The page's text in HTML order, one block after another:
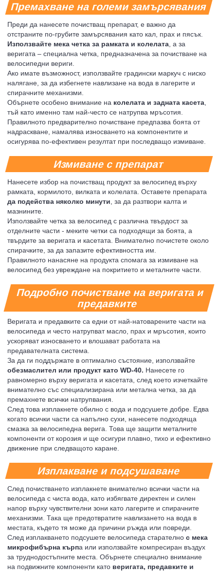
Премахване на големи замърсявания
Преди да нанесете почистващ препарат, е важно да
отстраните по-грубите замърсявания като кал, прах и пясък.
Използвайте мека четка за рамката и колелата , а за
веригата – специална четка, предназначена за почистване на
велосипедни вериги.
Ако имате възможност, използвайте градински маркуч с ниско
налягане, за да избегнете навлизане на вода в лагерите и
спирачните механизми.
Обърнете особено внимание на колелата и задната касета
тъй като именно там най-често се натрупва мръсотия.
Правилното предварително почистване предпазва боята от
надраскване, намалява износването на компонентите и
осигурява по-ефективен резултат при последващо измиване.
Измиване с препарат
Нанесете избор на почистващ продукт за велосипед върху
рамката, кормилото, вилката и колелата. Оставете препарата
да подейства няколко минути , за да разтвори калта и
мазнините.
Използвайте четка за велосипед с различна твърдост за
отделните части - меките четки са подходящи за боята, а
твърдите за веригата и касетата. Внимателно почистете около
спирачките, за да запазите ефективността им.
Правилното нанасяне на продукта спомага за измиване на
велосипед без увреждане на покритието и металните части.
Подробно почистване на веригата и
предавките
Веригата и предавките са едни от най-натоварените части на
велосипеда и често натрупват масло, прах и мръсотия, които
ускоряват износването и влошават работата на
предавателната система.
За да ги поддържате в оптимално състояние, използвайте
обезмаслител или продукт като WD-40. Нанесете го
равномерно върху веригата и касетата, след което изчеткайте
внимателно със специализирана или метална четка, за да
премахнете всички натрупвания.
След това изплакнете обилно с вода и подсушете добре. Едва
когато всички части са напълно сухи, нанесете подходяща
смазка за велосипедна верига. Това ще защити металните
компоненти от корозия и ще осигури плавно, тихо и ефективно
движение при следващото каране.
Изплакване и подсушаване
След почистването изплакнете внимателно всички части на
велосипеда с чиста вода, като избягвате директен и силен
напор върху чувствителни зони като лагерите и спирачните
механизми. Така ще предотвратите навлизането на вода в
местата, където тя може да причини ръжда или повреди.
След изплакването подсушете велосипеда старателно с мека
микрофибърна кърпа или използвайте компресиран въздух
за труднодостъпните места. Обърнете специално внимание
на подвижните компоненти като веригата, предавките и